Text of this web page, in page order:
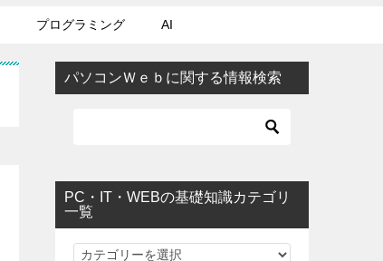
プログラミング AI
パソコンＷｅｂに関する情報検索
PC・IT・WEBの基礎知識カテゴリ
一覧
PC・IT・WEBの基礎知識カテゴリ一覧